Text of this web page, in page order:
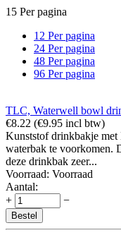
15 Per pagina
12 Per pagina
24 Per pagina
48 Per pagina
96 Per pagina
TLC, Waterwell bowl
€8.22 (€9.95 incl btw)
Kunststof drinkbakje met
waterbak te voorkomen.
deze drinkbak zeer...
Voorraad: Voorraad
Aantal:
+
−
Bestel